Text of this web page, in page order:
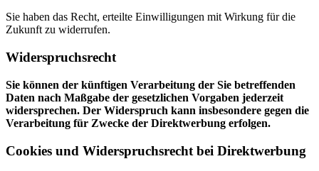
Sie haben das Recht, erteilte Einwilligungen mit Wirkung für die
Zukunft zu widerrufen.
Widerspruchsrecht
Sie können der künftigen Verarbeitung der Sie betreffenden
Daten nach Maßgabe der gesetzlichen Vorgaben jederzeit
widersprechen. Der Widerspruch kann insbesondere gegen die
Verarbeitung für Zwecke der Direktwerbung erfolgen.
Cookies und Widerspruchsrecht bei Direktwerbung